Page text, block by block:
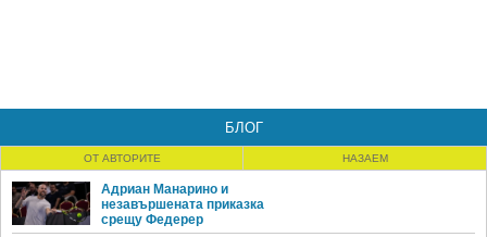
БЛОГ
ОТ АВТОРИТЕ НАЗАЕМ
Адриан Манарино и
незавършената приказка
срещу Федерер